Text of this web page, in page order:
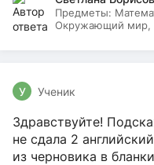
Предметы:
Окружающий мир,
У Ученик
Здравствуйте!
не сдала 2
из черновика в